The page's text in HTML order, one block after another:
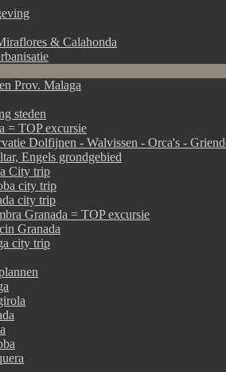
& Calahonda
Prov. Malaga
steden
= TOP excursie
Dolfijnen - Walvissen - Orca's -
Engels grondgebied
City trip
city trip
city trip
Granada = TOP excursie
Granada
city trip